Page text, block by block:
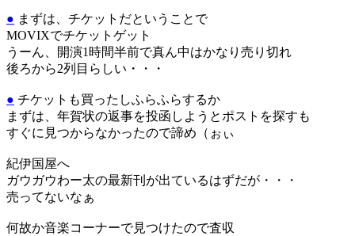
● まずは、チケットだということで
MOVIXでチケットゲット
うーん、開演1時間半前で真ん中はかなり売り切れ
後ろから2列目らしい・・・
● チケットも買ったしふらふらするか
まずは、年賀状の返事を投函しようとポストを探すも
すぐに見つからなかったので諦め（ぉぃ
紀伊国屋へ
ガウガウわー太の最新刊が出ているはずだが・・・
売ってないなぁ
何故か音楽コーナーで見つけたので査収